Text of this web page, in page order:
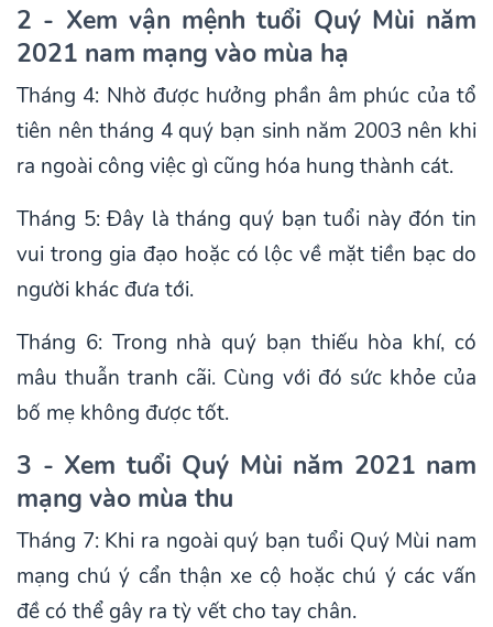
2 - Xem vận mệnh tuổi Quý Mùi năm
2021 nam mạng vào mùa hạ
Tháng 4: Nhờ được hưởng phần âm phúc của tổ
tiên nên tháng 4 quý bạn sinh năm 2003 nên khi
ra ngoài công việc gì cũng hóa hung thành cát.
Tháng 5: Đây là tháng quý bạn tuổi này đón tin
vui trong gia đạo hoặc có lộc về mặt tiền bạc do
người khác đưa tới.
Tháng 6: Trong nhà quý bạn thiếu hòa khí, có
mâu thuẫn tranh cãi. Cùng với đó sức khỏe của
bố mẹ không được tốt.
3 - Xem tuổi Quý Mùi năm 2021 nam
mạng vào mùa thu
Tháng 7: Khi ra ngoài quý bạn tuổi Quý Mùi nam
mạng chú ý cẩn thận xe cộ hoặc chú ý các vấn
đề có thể gây ra tỳ vết cho tay chân.